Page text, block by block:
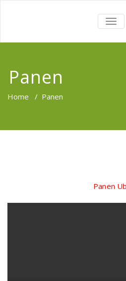
Panen
Home / Panen
Panen